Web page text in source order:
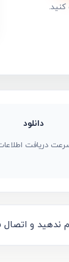
دانلود
دریافت
ندهید و